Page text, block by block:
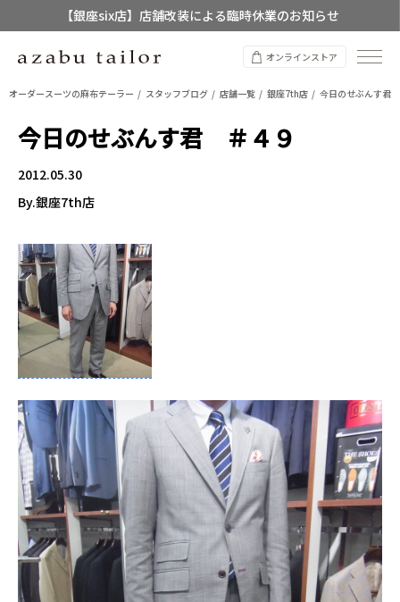
【店舗限定】レディースオーダースーツ
8/12~8/16 夏季休業のお知らせオンラインストア
オーダースーツの麻布テーラー スタッフブログ 店舗一覧 銀座7th店 今日のせぶんす君
今日のせぶんす君 ＃４９
2012.05.30
By.銀座7th店